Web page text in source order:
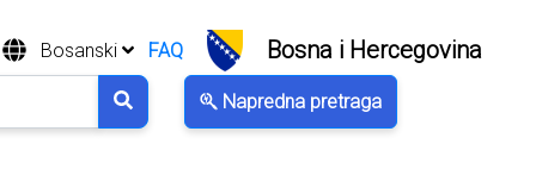
Napredna pretraga
Bosanski FAQ Bosna i Hercegovina